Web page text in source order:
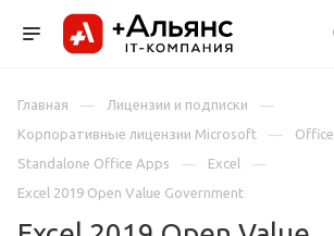
Главная
Лицензии и подписки
Корпоративные лицензии Microsoft
Office
Standalone Office Apps
Excel
Excel 2019 Open Value Government